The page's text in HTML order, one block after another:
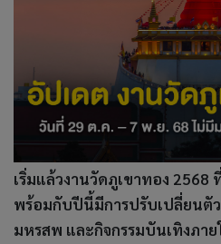
เริ่มแล้วงานวัดภูเขาทอง 2568
พร้อมกับปีนี้มีการปรับเปลี่ยนตั
มหรสพ และกิจกรรมบันเทิงภาย